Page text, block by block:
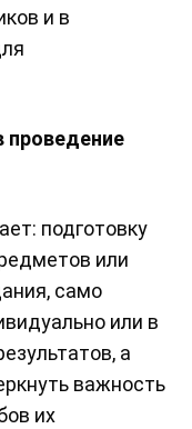
и в
проведение
подготовку
или
само
или в
а
важность
их